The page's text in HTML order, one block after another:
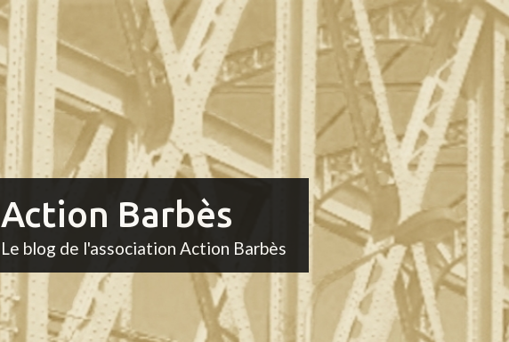
Action Barbès
Le blog de l'association Action Barbès